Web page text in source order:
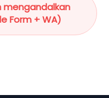
mengandalkan
Form + WA)